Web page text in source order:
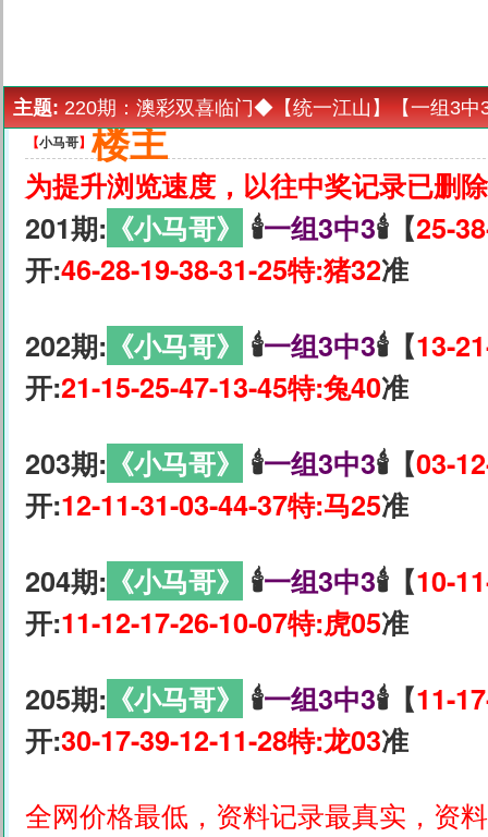
主题: 220期：澳彩双喜临门◆【统一江山】【一组3
【小马哥】 楼主
为提升浏览速度，以往中奖记录已删
201期: 《小马哥》 🕯一组3中3🕯【25-
开:46-28-19-38-31-25特:猪32准
202期: 《小马哥》 🕯一组3中3🕯【13-
开:21-15-25-47-13-45特:兔40准
203期: 《小马哥》 🕯一组3中3🕯【03-
开:12-11-31-03-44-37特:马25准
204期: 《小马哥》 🕯一组3中3🕯【10-
开:11-12-17-26-10-07特:虎05准
205期: 《小马哥》 🕯一组3中3🕯【11-
开:30-17-39-12-11-28特:龙03准
全网价格最低，资料记录最真实，资